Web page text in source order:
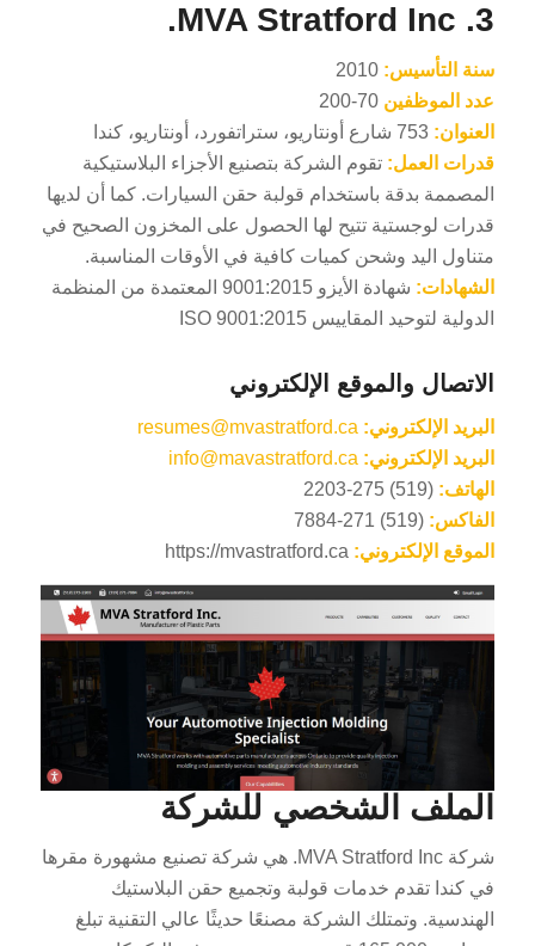
3. MVA Stratford Inc.
سنة التأسيس:
عدد الموظفين
العنوان:
قدرات العمل: تقوم الشركة بتصنيع الأجزاء البلاستيكية
المصممة بدقة باستخدام قولبة حقن السيارات. كما أن لديها
قدرات لوجستية تتيح لها الحصول على المخزون الصحيح في
متناول اليد وشحن كميات كافية في الأوقات المناسبة.
الشهادات:
شهادة الأيزو 9001:2015 المعتمدة من المنظمة
الدولية لتوحيد المقاييس ISO 9001:2015
الاتصال والموقع الإلكتروني
البريد الإلكتروني: resumes@mvastratford.ca
البريد الإلكتروني: info@mavastratford.ca
الهاتف: (519) 275-2203
الفاكس: (519) 271-7884
الموقع الإلكتروني: https://mvastratford.ca
الملف الشخصي للشركة
شركة MVA Stratford Inc. هي شركة تصنيع مشهورة مقرها
في كندا تقدم خدمات قولبة وتجميع حقن البلاستيك
الهندسية. وتمتلك الشركة مصنعًا حديثًا عالي التقنية تبلغ